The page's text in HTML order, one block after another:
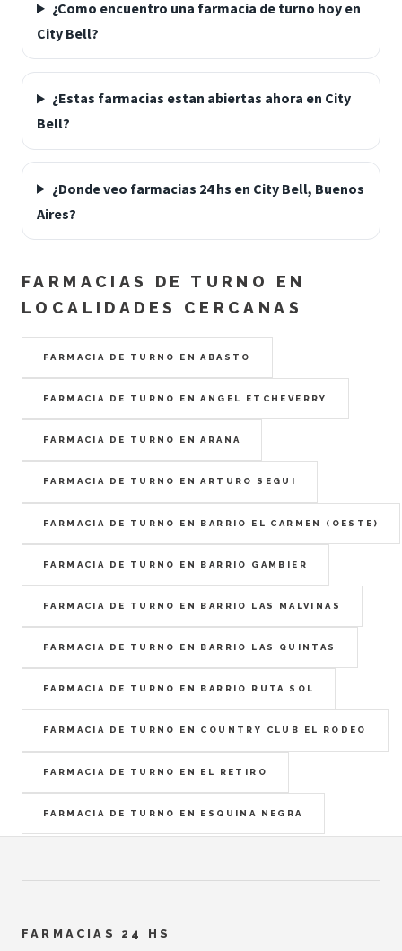
¿Como encuentro una farmacia de turno hoy en
City Bell?
¿Estas farmacias estan abiertas ahora en City
Bell?
¿Donde veo farmacias 24 hs en City Bell, Buenos
Aires?
FARMACIAS DE TURNO EN
LOCALIDADES CERCANAS
FARMACIA DE TURNO EN ABASTO
FARMACIA DE TURNO EN ANGEL ETCHEVERRY
FARMACIA DE TURNO EN ARANA
FARMACIA DE TURNO EN ARTURO SEGUI
FARMACIA DE TURNO EN BARRIO EL CARMEN (OESTE)
FARMACIA DE TURNO EN BARRIO GAMBIER
FARMACIA DE TURNO EN BARRIO LAS MALVINAS
FARMACIA DE TURNO EN BARRIO LAS QUINTAS
FARMACIA DE TURNO EN BARRIO RUTA SOL
FARMACIA DE TURNO EN COUNTRY CLUB EL RODEO
FARMACIA DE TURNO EN EL RETIRO
FARMACIA DE TURNO EN ESQUINA NEGRA
FARMACIAS 24 HS